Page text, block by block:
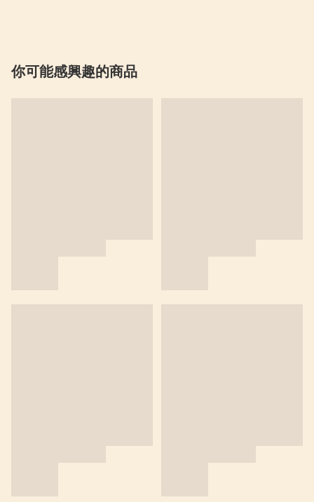
你可能感興趣的商品